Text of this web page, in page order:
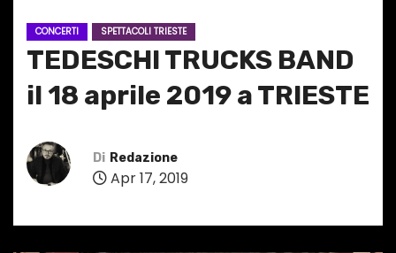
CONCERTI SPETTACOLI TRIESTE
TEDESCHI TRUCKS BAND
il 18 aprile 2019 a TRIESTE
Di Redazione
Apr 17, 2019